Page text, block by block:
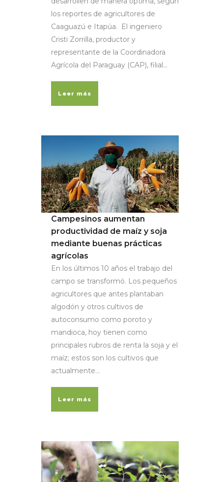
los reportes de agricultores de
Caaguazú e Itapúa. El ingeniero
Cristi Zorrilla, productor y
representante de la Coordinadora
Agrícola del Paraguay (CAP), filial...
Leer más
Campesinos aumentan
productividad de maíz y soja
mediante buenas prácticas
agrícolas
En los últimos 10 años el trabajo del
campo se transformó. Los pequeños
agricultores que antes plantaban
algodón y otros cultivos de
autoconsumo como poroto y
mandioca, hoy tienen como
principales rubros de renta la soja y el
maíz; estos son los cultivos que
actualmente...
Leer más